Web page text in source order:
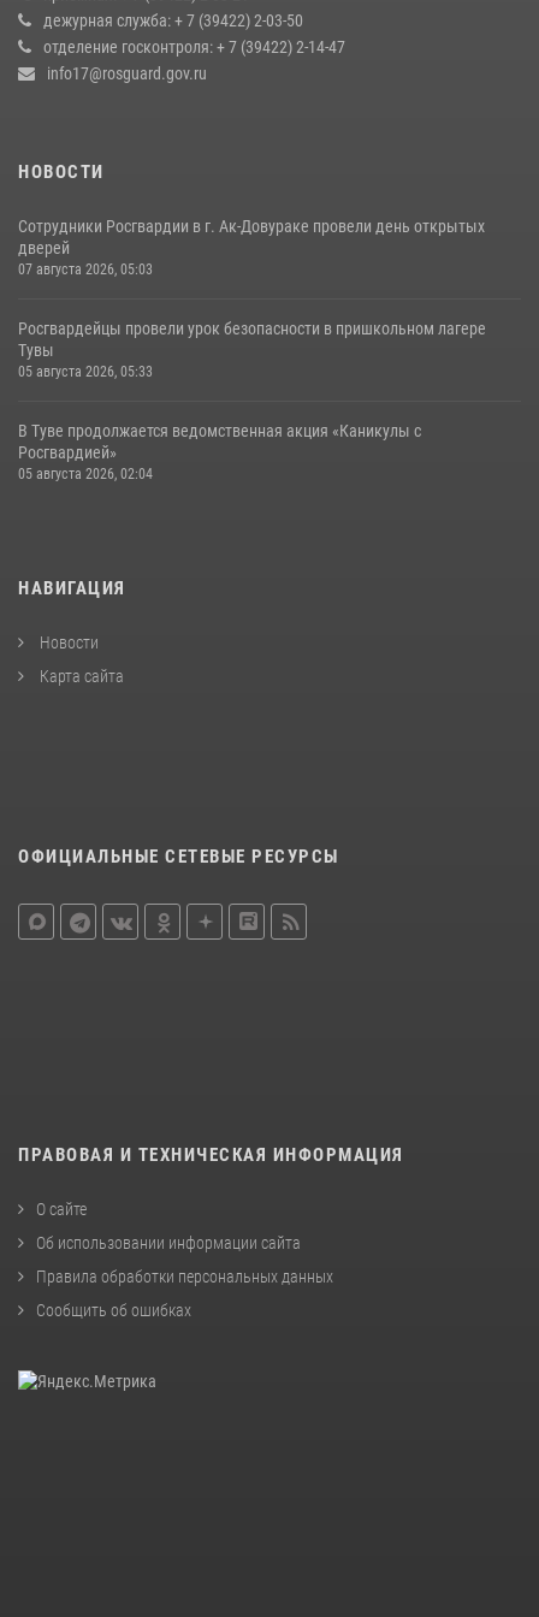
оперативное реагирование в решении конфликтной ситуации
17 июля 2026, 07:22 1
дежурная служба: + 7 (39422) 2-03-50
отделение госконтроля: + 7 (39422) 2-14-47
info17@rosguard.gov.ru
НОВОСТИ
Сотрудники Росгвардии в г. Ак-Довураке провели день открытых
дверей
07 августа 2026, 05:03
Росгвардейцы провели урок безопасности в пришкольном лагере
Тувы
05 августа 2026, 05:33
В Туве продолжается ведомственная акция «Каникулы с
Росгвардией»
05 августа 2026, 02:04
НАВИГАЦИЯ
Новости
Карта сайта
ОФИЦИАЛЬНЫЕ СЕТЕВЫЕ РЕСУРСЫ
ПРАВОВАЯ И ТЕХНИЧЕСКАЯ ИНФОРМАЦИЯ
О сайте
Об использовании информации сайта
Правила обработки персональных данных
Сообщить об ошибках